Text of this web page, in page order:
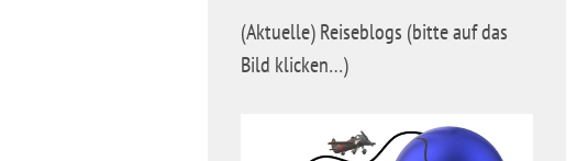
(Aktuelle) Reiseblogs (bitte auf das
Bild klicken…)